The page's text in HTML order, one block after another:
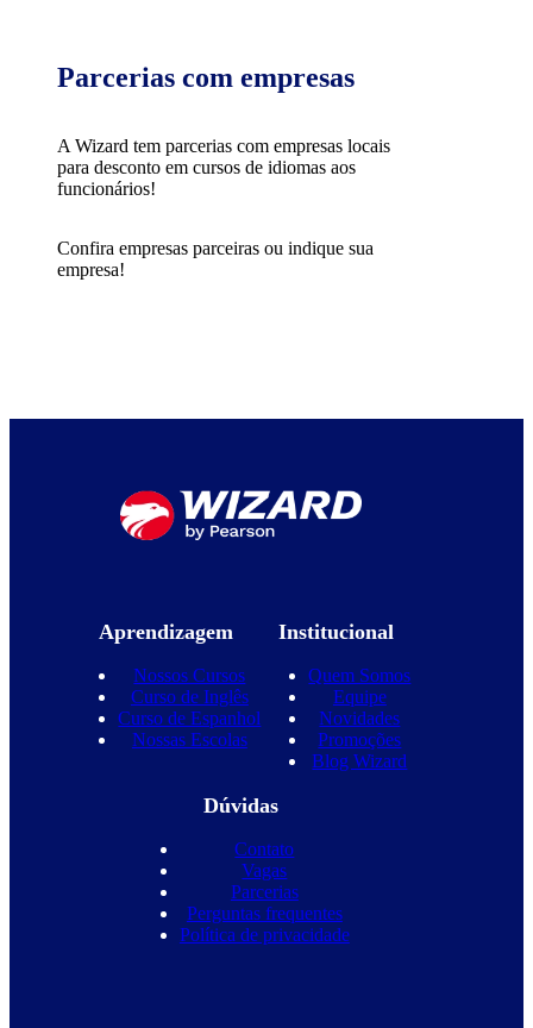
Parcerias com empresas
A Wizard tem parcerias com empresas locais
para desconto em cursos de idiomas aos
funcionários!
Confira empresas parceiras ou indique sua
empresa!
Aprendizagem
Nossos Cursos
Curso de Inglês
Curso de Espanhol
Nossas Escolas
Institucional
Quem Somos
Equipe
Novidades
Promoções
Blog Wizard
Dúvidas
Contato
Vagas
Parcerias
Perguntas frequentes
Política de privacidade